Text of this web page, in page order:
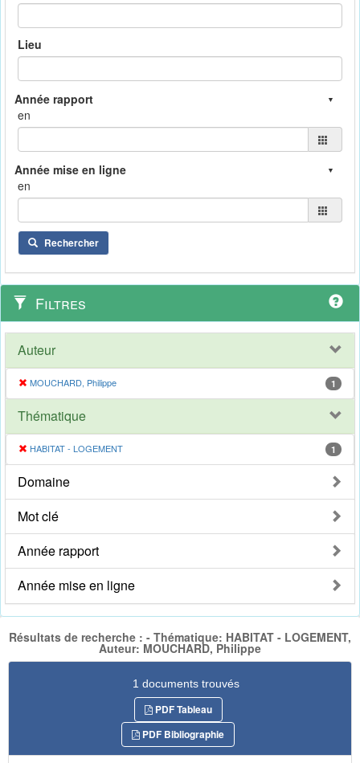
Lieu
en
en
Rechercher
Filtres
Auteur
MOUCHARD, Philippe 1
Thématique
HABITAT - LOGEMENT 1
Domaine
Mot clé
Année rapport
Année mise en ligne
Résultats de recherche : - Thématique: HABITAT - LOGEMENT,
Auteur: MOUCHARD, Philippe
1 documents trouvés
PDF Tableau
PDF Bibliographie